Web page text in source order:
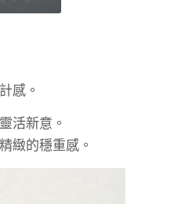
感。
活新意。
緻的穩重感。